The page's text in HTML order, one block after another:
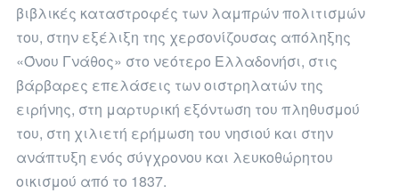
βιβλικές καταστροφές των λαμπρών πολιτισμών
του, στην εξέλιξη της χερσονίζουσας απόληξης
«Όνου Γνάθος» στο νεότερο Ελλαδονήσι, στις
βάρβαρες επελάσεις των οιστρηλατών της
ειρήνης, στη μαρτυρική εξόντωση του πληθυσμού
του, στη χιλιετή ερήμωση του νησιού και στην
ανάπτυξη ενός σύγχρονου και λευκοθώρητου
οικισμού από το 1837.